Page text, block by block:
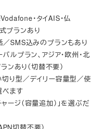
・タイAIS・仏
プランあり
SMS込みのプランもあり
ルプラン、アジア・欧州・北
ンあり（切替不要）
り型／デイリー容量型／使
ます
ージ（容量追加）」を選ぶだ
切替不要）